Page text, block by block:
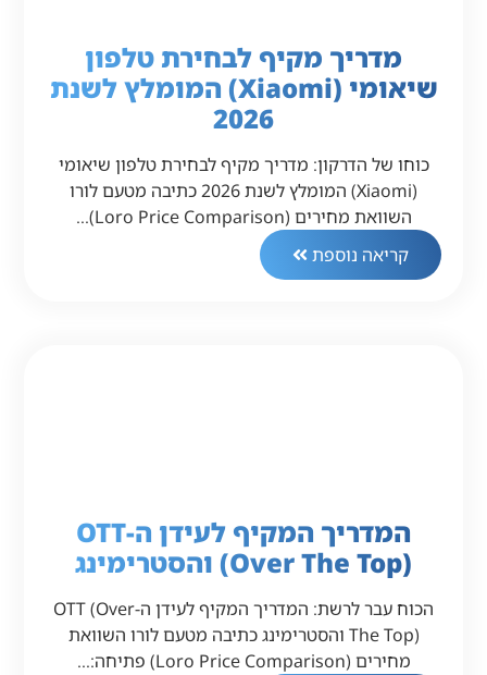
מדריך מקיף לבחירת טלפון
שיאומי (Xiaomi) המומלץ לשנת
2026
כוחו של הדרקון: מדריך מקיף לבחירת טלפון שיאומי
(Xiaomi) המומלץ לשנת 2026 כתיבה מטעם לורו
השוואת מחירים (Loro Price Comparison)…
קריאה נוספת
המדריך המקיף לעידן ה-OTT
(Over The Top) והסטרימינג
הכוח עבר לרשת: המדריך המקיף לעידן ה-OTT (Over
The Top) והסטרימינג כתיבה מטעם לורו השוואת
מחירים (Loro Price Comparison) פתיחה:…